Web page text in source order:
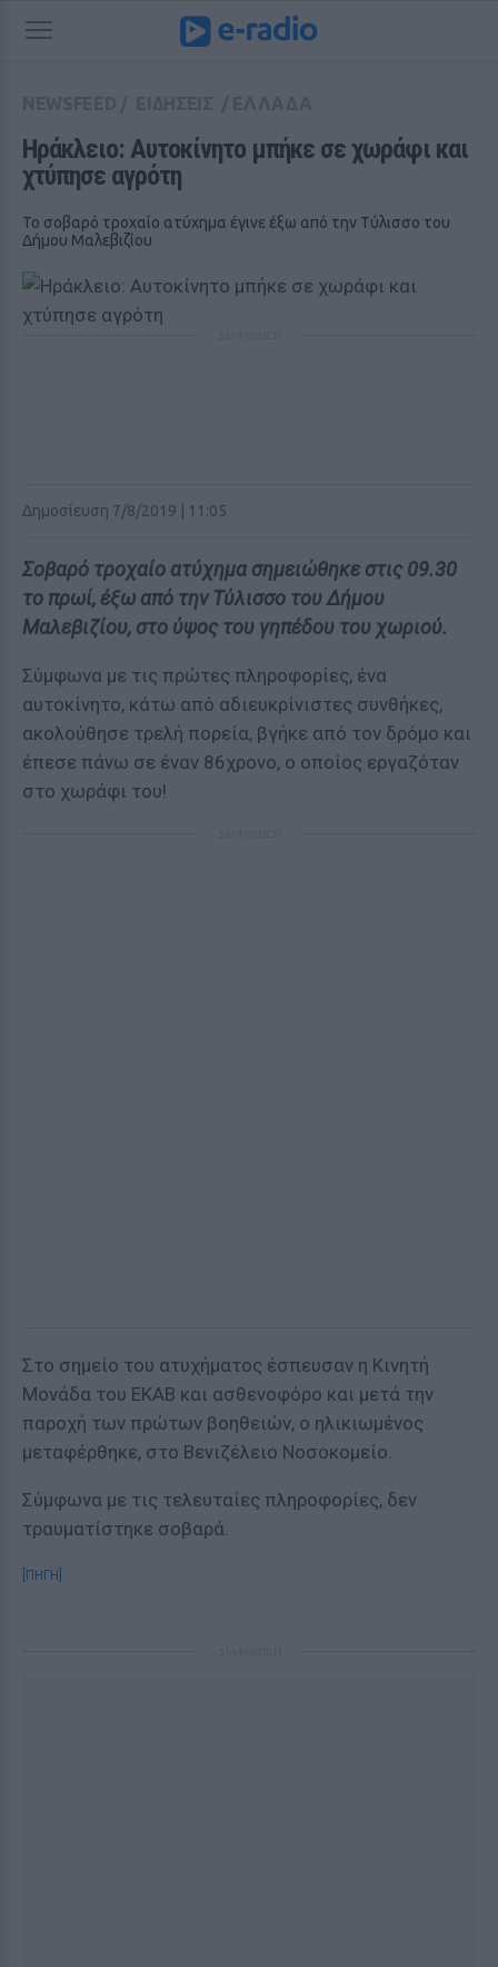
Ηράκλειο: Αυτοκίνητο μπήκε σε χωράφι και
χτύπησε αγρότη
Το σοβαρό τροχαίο ατύχημα έγινε έξω από την Τύλισσο του
Δήμου Μαλεβιζίου
Δημοσίευση 7/8/2019 | 11:05
Σοβαρό τροχαίο ατύχημα σημειώθηκε στις 09.30
το πρωί, έξω από την Τύλισσο του Δήμου
Μαλεβιζίου, στο ύψος του γηπέδου του χωριού.
Σύμφωνα με τις πρώτες πληροφορίες, ένα
αυτοκίνητο, κάτω από αδιευκρίνιστες συνθήκες,
ακολούθησε τρελή πορεία, βγήκε από τον δρόμο και
έπεσε πάνω σε έναν 86χρονο, ο οποίος εργαζόταν
στο χωράφι του!
Στο σημείο του ατυχήματος έσπευσαν η Κινητή
Μονάδα του ΕΚΑΒ και ασθενοφόρο και μετά την
παροχή των πρώτων βοηθειών, ο ηλικιωμένος
μεταφέρθηκε, στο Βενιζέλειο Νοσοκομείο.
Σύμφωνα με τις τελευταίες πληροφορίες, δεν
τραυματίστηκε σοβαρά.
[ΠΗΓΗ]